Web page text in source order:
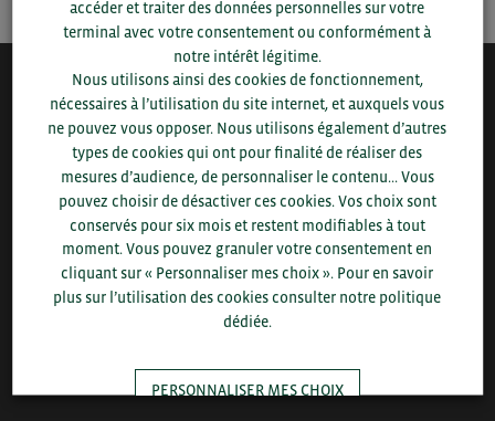
QUI-SOMMES NOUS ?
Bretagne Commerce International est une association de plus
de 1000 entreprises bretonnes sur laquelle le Conseil régional
de Bretagne et la CCI Bretagne s’appuient pour développer
l’économie bretonne.
EN SAVOIR PLUS
accéder et traiter des données personnelles sur votre
terminal avec votre consentement ou conformément à
notre intérêt légitime.
Nous utilisons ainsi des cookies de fonctionnement,
nécessaires à l’utilisation du site internet, et auxquels vous
ne pouvez vous opposer. Nous utilisons également d’autres
types de cookies qui ont pour finalité de réaliser des
mesures d’audience, de personnaliser le contenu... Vous
pouvez choisir de désactiver ces cookies. Vos choix sont
conservés pour six mois et restent modifiables à tout
moment. Vous pouvez granuler votre consentement en
cliquant sur « Personnaliser mes choix ». Pour en savoir
plus sur l’utilisation des cookies consulter notre politique
dédiée.
PERSONNALISER MES CHOIX